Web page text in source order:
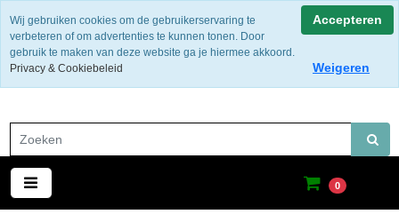
Gratis verzending binnen Nederland
0
Wij gebruiken cookies om de gebruikerservaring te
verbeteren of om advertenties te kunnen tonen. Door
gebruik te maken van deze website ga je hiermee akkoord.
Privacy & Cookiebeleid
Accepteren
Weigeren